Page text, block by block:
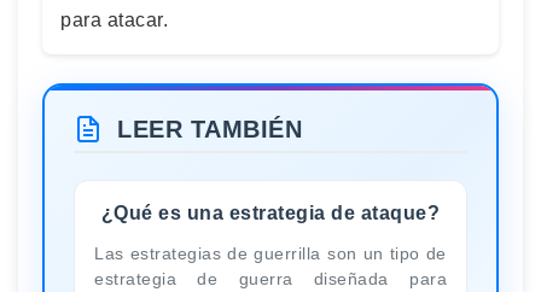
para atacar.
LEER TAMBIÉN
¿Qué es una estrategia de ataque?
Las estrategias de guerrilla son un tipo de
estrategia de guerra diseñada para